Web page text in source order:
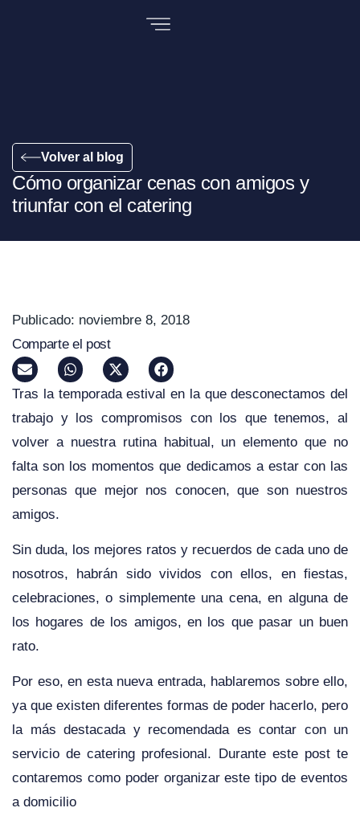
Volver al blog
Cómo organizar cenas con amigos y
triunfar con el catering
Publicado: noviembre 8, 2018
Comparte el post
Tras la temporada estival en la que desconectamos del
trabajo y los compromisos con los que tenemos, al
volver a nuestra rutina habitual, un elemento que no
falta son los momentos que dedicamos a estar con las
personas que mejor nos conocen, que son nuestros
amigos.
Sin duda, los mejores ratos y recuerdos de cada uno de
nosotros, habrán sido vividos con ellos, en fiestas,
celebraciones, o simplemente una cena, en alguna de
los hogares de los amigos, en los que pasar un buen
rato.
Por eso, en esta nueva entrada, hablaremos sobre ello,
ya que existen diferentes formas de poder hacerlo, pero
la más destacada y recomendada es contar con un
servicio de catering profesional. Durante este post te
contaremos como poder organizar este tipo de eventos
a domicilio